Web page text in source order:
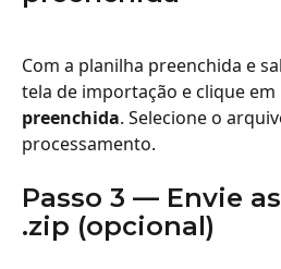
Com a planilha preenchida e
tela de importação e clique em
preenchida. Selecione o
processamento.
Passo 3 — Envie
.zip (opcional)